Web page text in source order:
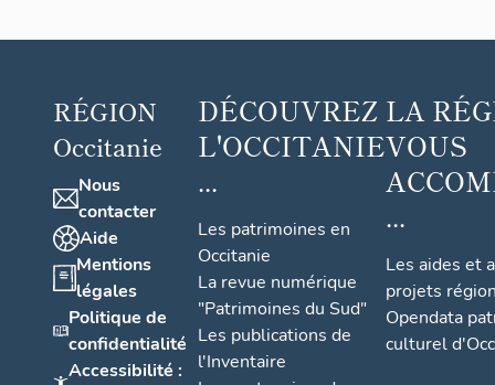
RÉGION
Occitanie
Nous
contacter
Aide
Mentions
légales
Politique de
confidentialité
Accessibilité :
DÉCOUVREZ
L'OCCITANIE
...
Les patrimoines en
Occitanie
La revue numérique
"Patrimoines du Sud"
Les publications de
l'Inventaire
LA
VOUS
...
Les aides et
projets
Opendata
culturel